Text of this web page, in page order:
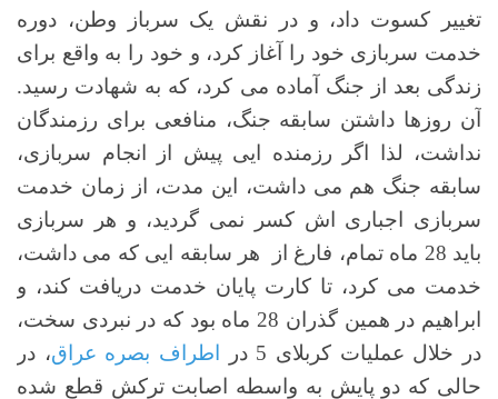
تغییر کسوت داد، و در نقش یک سرباز وطن، دوره
خدمت سربازی خود را آغاز کرد، و خود را به واقع برای
زندگی بعد از جنگ آماده می کرد، که به شهادت رسید.
آن روزها داشتن سابقه جنگ، منافعی برای رزمندگان
نداشت، لذا اگر رزمنده ایی پیش از انجام سربازی،
سابقه جنگ هم می داشت، این مدت، از زمان خدمت
سربازی اجباری اش کسر نمی گردید، و هر سربازی
باید 28 ماه تمام، فارغ از هر سابقه ایی که می داشت،
خدمت می کرد، تا کارت پایان خدمت دریافت کند، و
ابراهیم در همین گذران 28 ماه بود که در نبردی سخت،
در خلال عملیات کربلای 5 در
اطراف بصره عراق، در
حالی که دو پایش به واسطه اصابت ترکش قطع شده